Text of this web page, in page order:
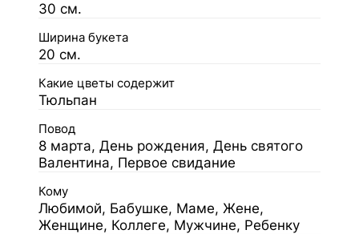
30 см.
Ширина букета
20 см.
Какие цветы содержит
Тюльпан
Повод
8 марта, День рождения, День святого
Валентина, Первое свидание
Кому
Любимой, Бабушке, Маме, Жене,
Женщине, Коллеге, Мужчине, Ребенку